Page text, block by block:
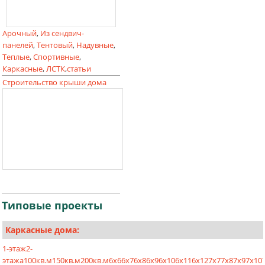
Арочный, Из сендвич-
панелей,Тентовый, Надувные,
Теплые,Спортивные,
Каркасные, ЛСТК,статьи
Строительство крыши дома
Типовые проекты
Каркасные дома:
1-этаж2-
этажа100кв.м150кв.м200кв.м6х66х76х86х96х106х116х127х77х87х97х10